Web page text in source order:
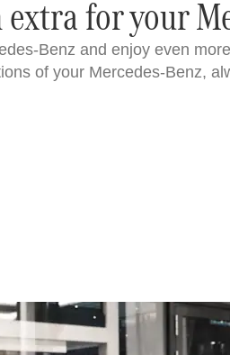
for your
Benz and enjoy even
of your Mercedes-Benz,